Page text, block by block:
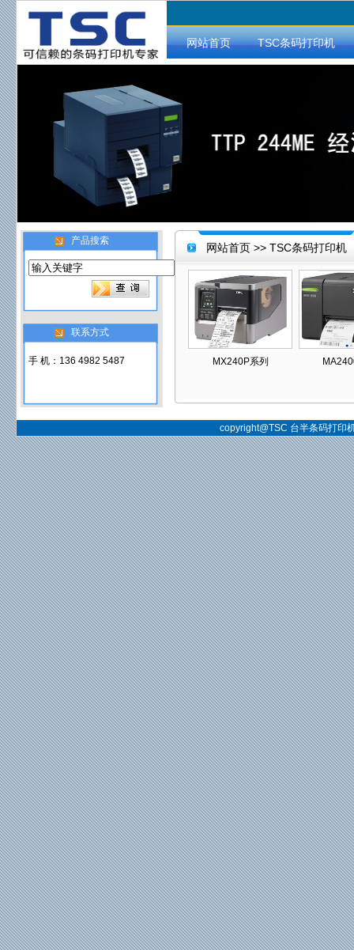
网站首页 TSC条码打印机
产品搜索
联系方式
手 机：136 4982 5487
网站首页 >> TSC条码打印机
MX240P系列
copyright@TSC 台半条码打